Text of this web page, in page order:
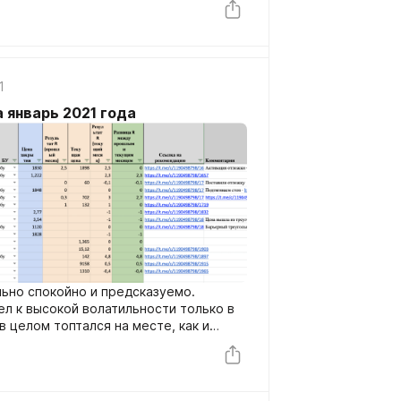
январь 2021 года
спокойно и предсказуемо.
к высокой волатильности только в
топтался на месте, как и